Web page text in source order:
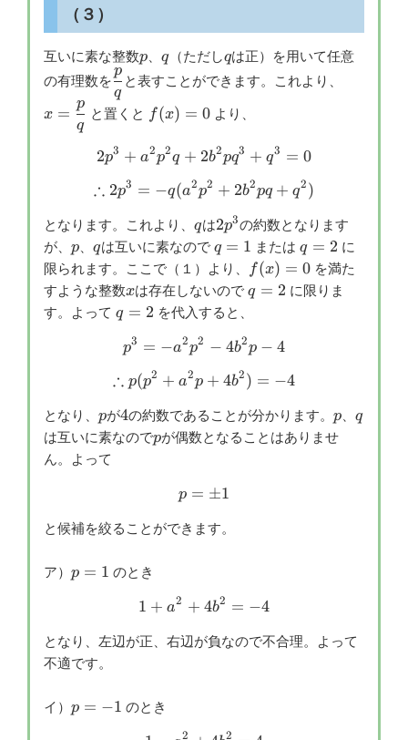
（３）
互いに素な整数p
p q
q（ただしq
qは正）を用いて任意
の有理数を\dfrac{p}
{q}
q
p
と表すことができます。これより、
x =
q
p
と置くと f(x)=0
f(x) = 0 より、
2p3 + a2p2q + 2b2pq3 + q3 = 0
\therefore 2p^3=-
∴ 2p3 = −q(a2p2 + 2b2pq + q2 )
となります。これより、 q
qは2p^3
2p3の約数となります
が、 p
p q
qは互いに素なので q=1
q = 1 またはq=2
q = 2 に
限られます。ここで（１）より、
f(x)=0
f(x) = 0 を満た
すような整数x
xは存在しないので q=2
q = 2 に限りま
す。よって q=2
q = 2 を代入すると、
p^3=-a^2p^2-4b^2p-4
p3 = −a2p2 − 4b2p − 4
\therefore
∴ p(p2 + a2p + 4b2 ) = −4
となり、 p
pが4
4の約数であることが分かります。 p
p q
q
は互いに素なのでp
pが偶数となることはありませ
ん。よって
p= \pm 1
p = ±1
と候補を絞ることができます。
ア） p=1
p = 1 のとき
1+a^2+4b^2=-4
1 + a2 + 4b2 = −4
となり、左辺が正、右辺が負なので不合理。よって
不適です。
イ） p=-1
p = −1 のとき
2 2